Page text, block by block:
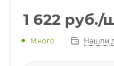
1 622 руб./
Много Нашли